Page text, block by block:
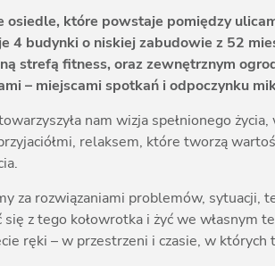
osiedle, które powstaje pomiędzy
4 budynki o niskiej zabudowie z 52
strefą fitness, oraz zewnętrznym
– miejscami spotkań i odpoczynku
nam wizja spełnionego życia,
relaksem, które tworzą
za rozwiązaniami problemów, sytuacji,
z tego kołowrotka i żyć we własnym
ręki – w przestrzeni i czasie, w których